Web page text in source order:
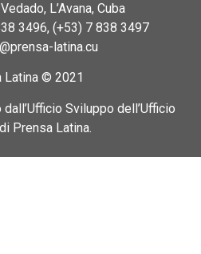
L’Avana, Cuba
3496, (+53) 7 838 3497
latina.cu
Latina © 2021
Sviluppo dell’Ufficio
Prensa Latina.